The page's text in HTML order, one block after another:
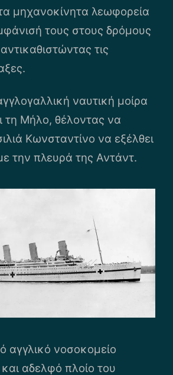
μηχανοκίνητα λεωφορεία
τους στους δρόμους
τις
ναυτική μοίρα
τη Μήλο, θέλοντας να
Κωνσταντίνο να εξέλθει
την πλευρά της Αντάντ.
αγγλικό νοσοκομείο
αδελφό πλοίο του